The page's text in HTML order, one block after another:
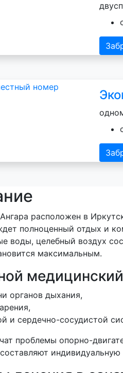
расположен в
полноценный отдых и
воды, целебный воздух
максимальным.
органов дыхания,
и сердечно-сосудистой
проблемы опорно-